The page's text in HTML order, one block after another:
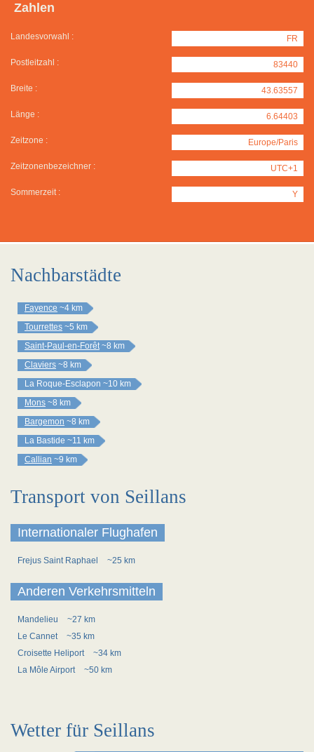
Zahlen
Landesvorwahl : FR
Postleitzahl : 83440
Breite : 43.63557
Länge : 6.64403
Zeitzone : Europe/Paris
Zeitzonenbezeichner : UTC+1
Sommerzeit : Y
Nachbarstädte
Fayence ~4 km
Tourrettes ~5 km
Saint-Paul-en-Forêt ~8 km
Claviers ~8 km
La Roque-Esclapon ~10 km
Mons ~8 km
Bargemon ~8 km
La Bastide ~11 km
Callian ~9 km
Transport von Seillans
Internationaler Flughafen
Frejus Saint Raphael ~25 km
Anderen Verkehrsmitteln
Mandelieu
~27 km
Le Cannet
~35 km
Croisette Heliport
~34 km
La Môle Airport
~50 km
Wetter für Seillans